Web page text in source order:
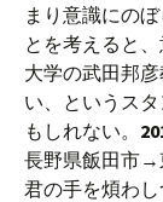
まり意識にの
とを考えると
大学の武田邦
い、というス
もしれない。
長野県飯田市→
君の手を煩わ